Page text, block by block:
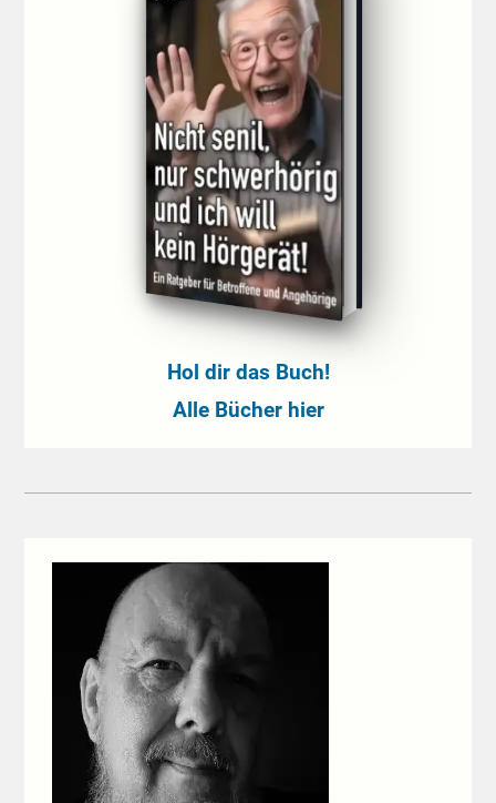
Hol dir das Buch!
Alle Bücher hier